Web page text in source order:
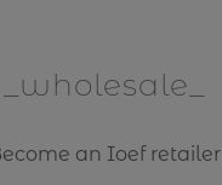
wholesale
an Ioef retailer